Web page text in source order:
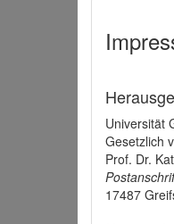
Universität
Gesetzlich
Prof. Dr.
17487